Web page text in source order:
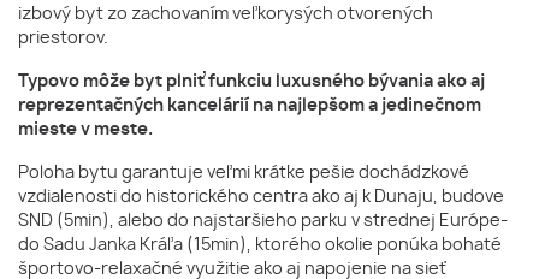
izbový byt zo zachovaním veľkorysých otvorených
priestorov.
Typovo môže byt plniť funkciu luxusného bývania ako aj
reprezentačných kancelárií na najlepšom a jedinečnom
mieste v meste.
Poloha bytu garantuje veľmi krátke pešie dochádzkové
vzdialenosti do historického centra ako aj k Dunaju, budove
SND (5min), alebo do najstaršieho parku v strednej Európe-
do Sadu Janka Kráľa (15min), ktorého okolie ponúka bohaté
športovo-relaxačné využitie ako aj napojenie na sieť